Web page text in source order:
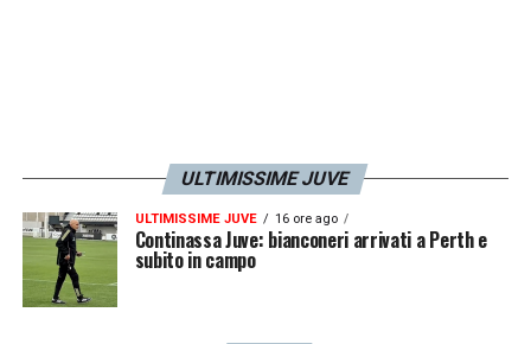
7 presenze. Lo sottolinea
LA PLAYLIST DELLE NOSTRE TOP NEWS
ULTIMISSIME JUVE
ULTIMISSIME JUVE 16 ore ago
Continassa Juve: bianconeri arrivati a Perth e
subito in campo